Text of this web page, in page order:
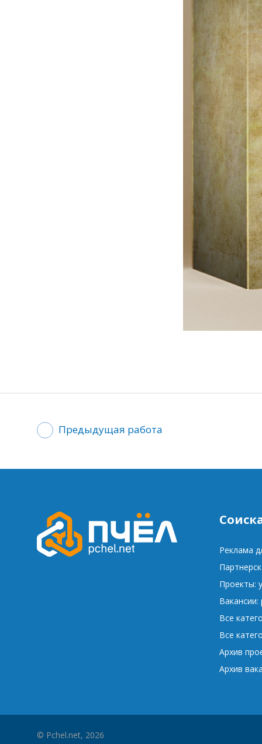
Предыдущая работа
Реклама
Проекты:
Все
Все
Архив
Архив
© Pchel.net, 2026